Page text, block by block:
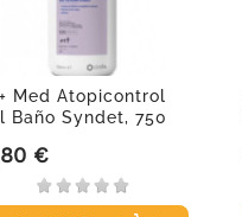
Med Atopicontrol
Baño Syndet, 750
€